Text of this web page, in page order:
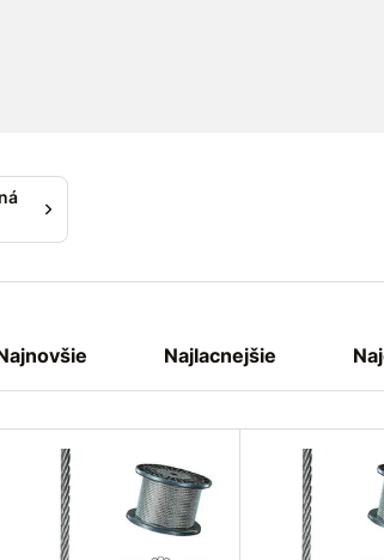
Najlacnejšie